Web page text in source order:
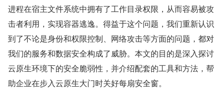
进程在宿主文件系统中拥有了工作目录权限，从而容易被攻
击者利用，实现容器逃逸。得益于这个问题，我们重新认识
到了不论是身份和权限控制、网络攻击等方面的问题，都对
我们的服务和数据安全构成了威胁。本文的目的是深入探讨
云原生环境下的安全脆弱性，并介绍配套的工具和方法，帮
助企业在步入云原生大门时关好每扇安全窗。